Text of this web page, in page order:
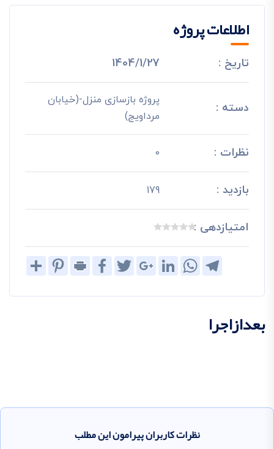
اطلاعات پروژه
تاریخ : 1404/1/27
دسته :
پروژه بازسازی منزل-(خیابان
مرداویج)
نظرات : 0
بازدید : 179
امتیازدهی :
Share
PinterestPrint
FacebookTwitterGoogle+LinkedIn
WhatsAppTelegram
بعدازاجرا
نظرات کاربران پیرامون این مطلب